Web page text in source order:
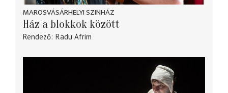
MAROSVÁSÁRHELYI SZINHÁZ
Ház a blokkok között
Rendező Radu Afrim